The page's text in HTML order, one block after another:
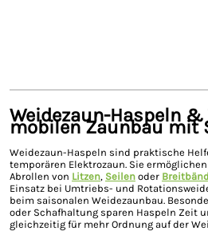
Weidezaun-Haspeln
mobilen Zaunbau mit
Weidezaun-Haspeln sind praktische
temporären Elektrozaun. Sie
Abrollen von Litzen, Seilen oder
Einsatz bei Umtriebs- und
beim saisonalen Weidezaunbau.
oder Schafhaltung sparen Haspeln Zeit
gleichzeitig für mehr Ordnung auf der